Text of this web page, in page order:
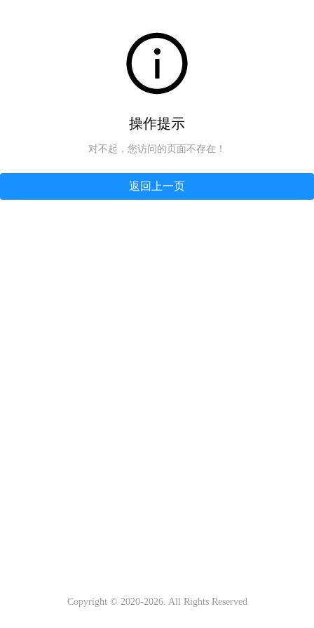
操作提示
对不起，您访问的页面不存在！
返回上一页
Copyright © 2020-2026. All Rights Reserved